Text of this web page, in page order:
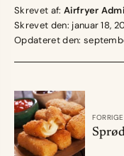
Skrevet af: Airfryer
Skrevet den: januar 18,
Opdateret den: